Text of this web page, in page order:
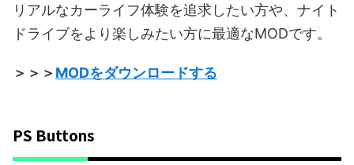
リアルなカーライフ体験を追求したい方や、ナイト
ドライブをより楽しみたい方に最適なMODです。
＞＞＞MODをダウンロードする
PS Buttons